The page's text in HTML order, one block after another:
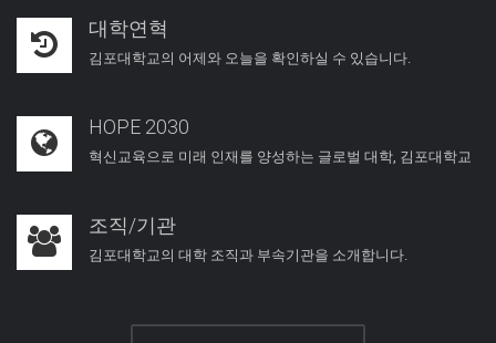
대학연혁
김포대학교의 어제와 오늘을 확인하실 수 있습니다.
HOPE 2030
혁신교육으로 미래 인재를 양성하는 글로벌 대학, 김포대학교
조직/기관
김포대학교의 대학 조직과 부속기관을 소개합니다.